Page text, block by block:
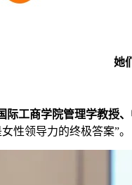
她
际工商学院管理学教授
性领导力的终极答案”。